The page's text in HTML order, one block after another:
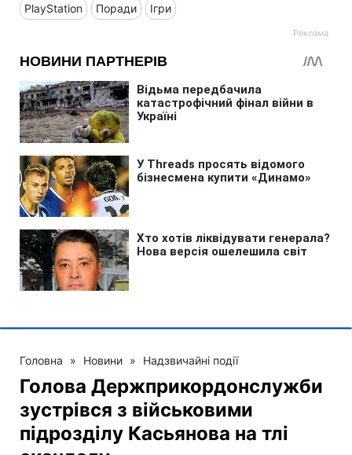
PlayStation Поради Ігри
Головна » Новини » Надзвичайні події
Голова Держприкордонслужби
зустрівся з військовими
підрозділу Касьянова на тлі